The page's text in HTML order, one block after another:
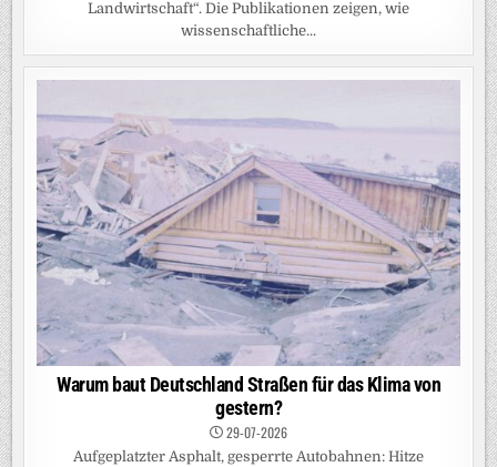
Landwirtschaft“. Die Publikationen zeigen, wie
wissenschaftliche...
Warum baut Deutschland Straßen für das Klima von
gestern?
29-07-2026
Aufgeplatzter Asphalt, gesperrte Autobahnen: Hitze